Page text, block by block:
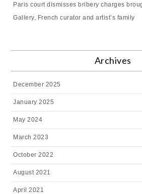
Paris court dismisses bribery charges
Gallery, French curator and artist’s family
Archives
December 2025
January 2025
May 2024
March 2023
October 2022
August 2021
April 2021